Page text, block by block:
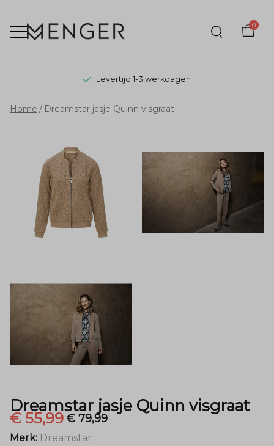
0
Levertijd 1-3 werkdagen
Dreamstar
jasje
Quinn
visgraat
Mode
Home Dreamstar jasje Quinn visgraat
Dreamstar jasje Quinn visgraat
€ 55,99€ 79,99
Merk: Dreamstar